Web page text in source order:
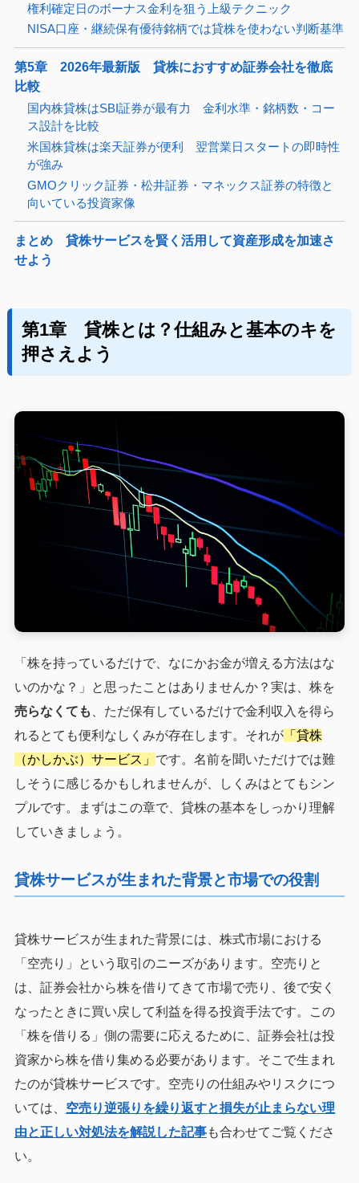
権利確定日のボーナス金利を狙う上級テクニック
NISA口座・継続保有優待銘柄では貸株を使わない判断基準
第5章 2026年最新版 貸株におすすめ証券会社を徹底
比較
国内株貸株はSBI証券が最有力 金利水準・銘柄数・コー
ス設計を比較
米国株貸株は楽天証券が便利 翌営業日スタートの即時性
が強み
GMOクリック証券・松井証券・マネックス証券の特徴と
向いている投資家像
まとめ 貸株サービスを賢く活用して資産形成を加速さ
せよう
第1章 貸株とは？仕組みと基本のキを
押さえよう
「株を持っているだけで、なにかお金が増える方法はな
いのかな？」と思ったことはありませんか？実は、株を
売らなくても
、ただ保有しているだけで金利収入を得ら
れるとても便利なしくみが存在します。それが「貸株
（かしかぶ）サービス」 です。名前を聞いただけでは難
しそうに感じるかもしれませんが、しくみはとてもシン
プルです。まずはこの章で、貸株の基本をしっかり理解
していきましょう。
貸株サービスが生まれた背景と市場での役割
貸株サービスが生まれた背景には、株式市場における
「空売り」という取引のニーズがあります。空売りと
は、証券会社から株を借りてきて市場で売り、後で安く
なったときに買い戻して利益を得る投資手法です。この
「株を借りる」側の需要に応えるために、証券会社は投
資家から株を借り集める必要があります。そこで生まれ
たのが貸株サービスです。空売りの仕組みやリスクにつ
いては、 空売り逆張りを繰り返すと損失が止まらない理
由と正しい対処法を解説した記事も合わせてご覧くださ
い。